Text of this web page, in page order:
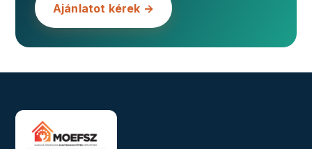
Ajánlatot kérek →